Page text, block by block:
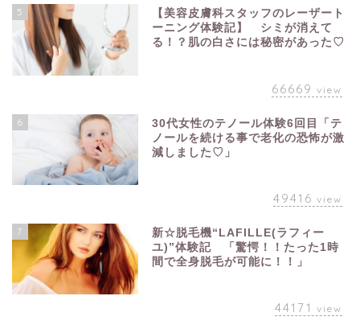
5
【美容皮膚科スタッフのレーザート
ーニング体験記】 シミが消えて
る！？肌の白さには秘密があった♡
66669 view
6
30代女性のテノール体験6回目「テ
ノールを続ける事で老化の恐怖が激
減しました♡」
49416 view
7
新☆脱毛機“LAFILLE(ラフィー
ユ)”体験記 「驚愕！！たった1時
間で全身脱毛が可能に！！」
44171 view